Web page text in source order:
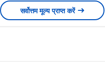
सर्वोत्तम मूल्य प्राप्त करें